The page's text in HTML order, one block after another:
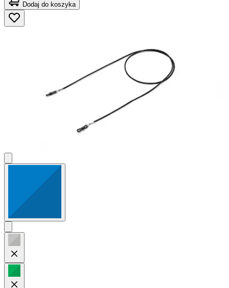
Dodaj do koszyka